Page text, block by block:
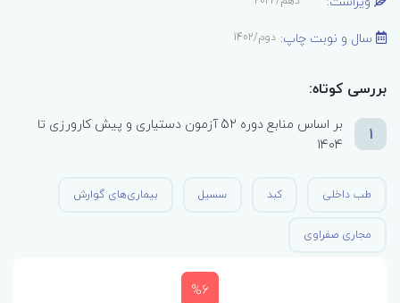
سال و نوبت چاپ: دوم/1402
بررسی کوتاه:
1
بر اساس منابع دوره 52 آزمون دستیاری و پیش کارورزی تا
1404
طب داخلی کبد سسیل بیماری‌های گوارش
مجاری صفراوی
%6